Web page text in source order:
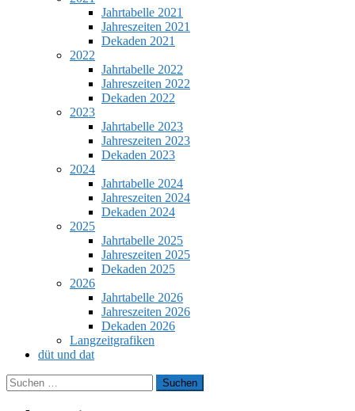
Jahrtabelle 2021
Jahreszeiten 2021
Dekaden 2021
2022
Jahrtabelle 2022
Jahreszeiten 2022
Dekaden 2022
2023
Jahrtabelle 2023
Jahreszeiten 2023
Dekaden 2023
2024
Jahrtabelle 2024
Jahreszeiten 2024
Dekaden 2024
2025
Jahrtabelle 2025
Jahreszeiten 2025
Dekaden 2025
2026
Jahrtabelle 2026
Jahreszeiten 2026
Dekaden 2026
Langzeitgrafiken
düt und dat
Suchen
nach: